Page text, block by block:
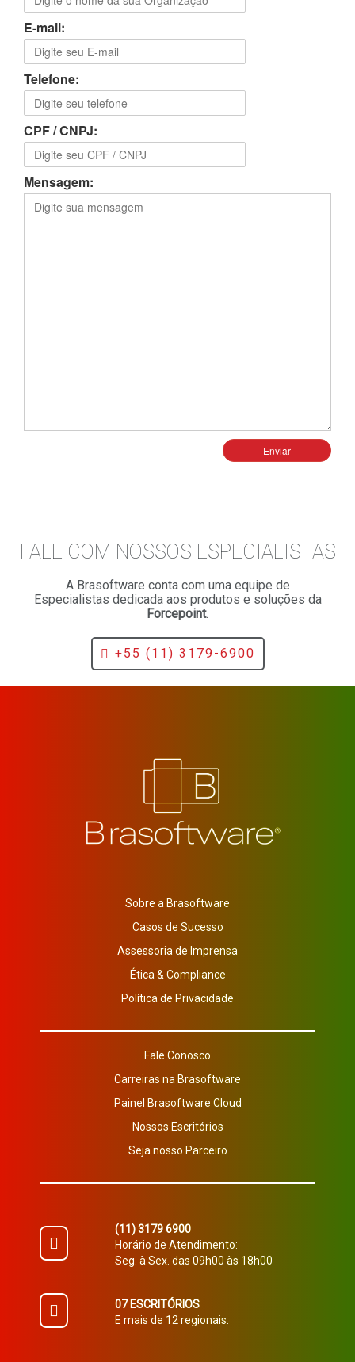
E-mail:
Telefone:
CPF / CNPJ:
Mensagem:
FALE COM NOSSOS ESPECIALISTAS
A Brasoftware conta com uma equipe de
Especialistas dedicada aos produtos e soluções da
Forcepoint.
+55 (11) 3179-6900
Sobre a Brasoftware
Casos de Sucesso
Assessoria de Imprensa
Ética & Compliance
Política de Privacidade
Fale Conosco
Carreiras na Brasoftware
Painel Brasoftware Cloud
Nossos Escritórios
Seja nosso Parceiro
(11) 3179 6900
Horário de Atendimento:
Seg. à Sex. das 09h00 às 18h00
07 ESCRITÓRIOS
E mais de 12 regionais.